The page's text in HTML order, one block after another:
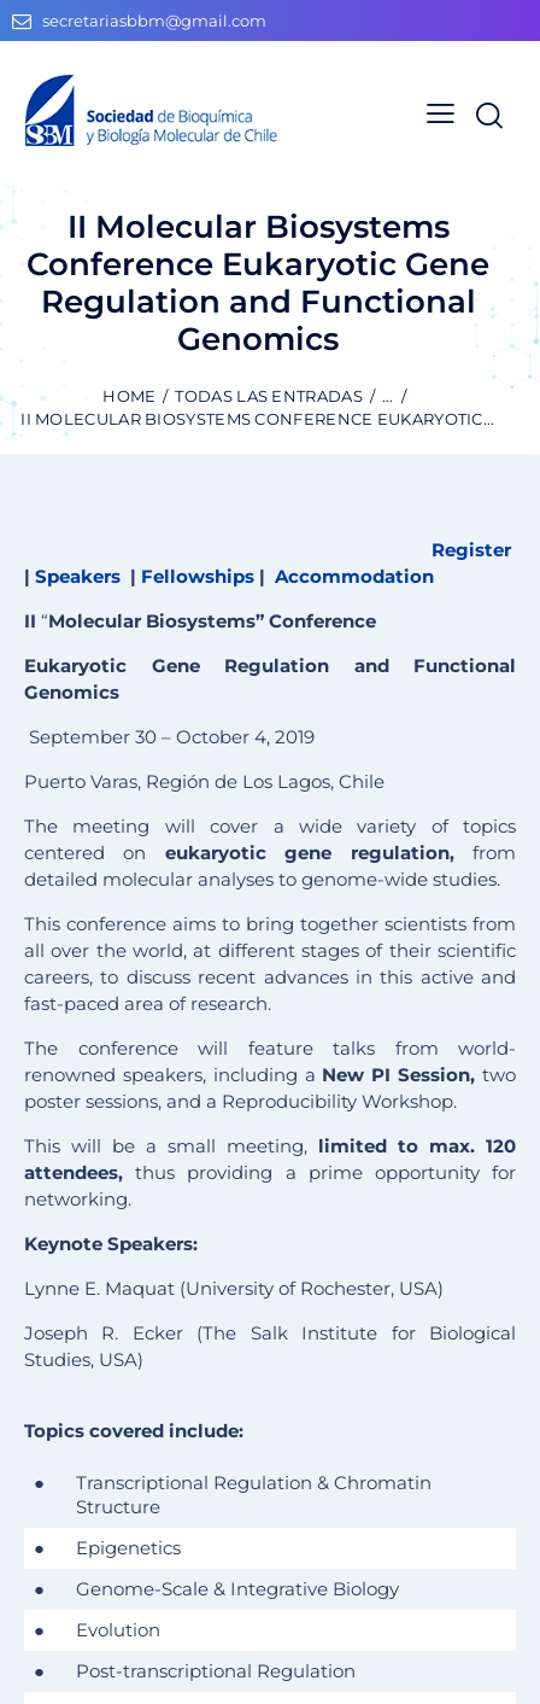
secretariasbbm@gmail.com
II Molecular Biosystems
Conference Eukaryotic Gene
Regulation and Functional
Genomics
HOME TODAS LAS ENTRADAS
...
II MOLECULAR BIOSYSTEMS CONFERENCE EUKARYOTIC...
Register
| Speakers | Fellowships | Accommodation
II “Molecular Biosystems” Conference
Eukaryotic Gene Regulation and Functional
Genomics
September 30 – October 4, 2019
Puerto Varas, Región de Los Lagos, Chile
The meeting will cover a wide variety of topics
centered on eukaryotic gene regulation,from
detailed molecular analyses to genome-wide studies.
This conference aims to bring together scientists from
all over the world, at different stages of their scientific
careers, to discuss recent advances in this active and
fast-paced area of research.
The conference will feature talks from world-
renowned speakers, including a New PI Session, two
poster sessions, and a Reproducibility Workshop.
This will be a small meeting, limited to max. 120
attendees, thus providing a prime opportunity for
networking.
Keynote Speakers:
Lynne E. Maquat (University of Rochester, USA)
Joseph R. Ecker (The Salk Institute for Biological
Studies, USA)
Topics covered include:
●
Transcriptional Regulation & Chromatin
Structure
●
Epigenetics
●
Genome-Scale & Integrative Biology
●
Evolution
●
Post-transcriptional Regulation